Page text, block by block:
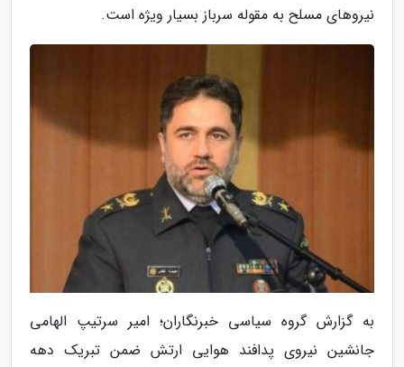
نیروهای مسلح به مقوله سرباز بسیار ویژه است.
به گزارش گروه سیاسی خبرنگاران؛ امیر سرتیپ الهامی
جانشین نیروی پدافند هوایی ارتش ضمن تبریک دهه